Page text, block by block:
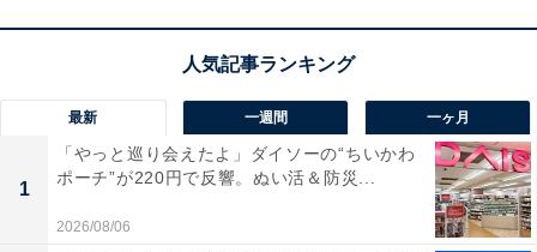
最新 一週間 一ヶ月
1
「やっと巡り会えたよ」ダイソーの“ちいかわ
ポーチ”が220円で反響。ぬい活＆防災...
2026/08/06